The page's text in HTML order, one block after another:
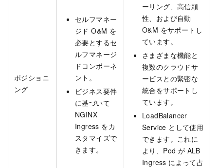
ポジショニ
ング
セルフマネー
ジド O&M を
必要とするセ
ルフマネージ
ドコンポーネ
ント。
ビジネス要件
に基づいて
NGINX
Ingress をカ
スタマイズで
きます。
ーリング、高信頼
性、および自動
O&M をサポートし
ています。
さまざまな機能と
複数のクラウドサ
ービスとの緊密な
統合をサポートし
ています。
LoadBalancer
Service として使用
できます。これに
より、Pod が ALB
Ingress によって占